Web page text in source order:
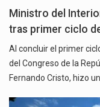
Ministro del
tras primer ciclo
Al concluir el primer
del Congreso de la
Fernando Cristo, hizo